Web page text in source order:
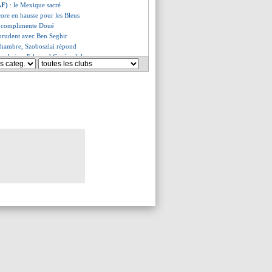
: le Mexique sacré
en hausse pour les Bleus
complimente Doué
avec Ben Seghir
Szoboszlai répond
de jeu, Edouard Cissé valide
Doué après sa première